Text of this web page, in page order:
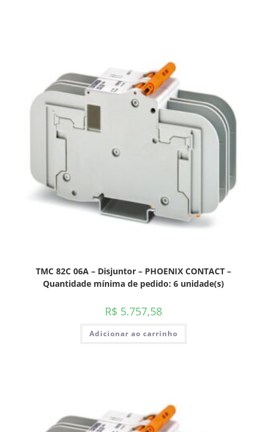
TMC 82C 06A – Disjuntor – PHOENIX CONTACT –
Quantidade mínima de pedido: 6 unidade(s)
R$ 5.757,58
Adicionar ao carrinho